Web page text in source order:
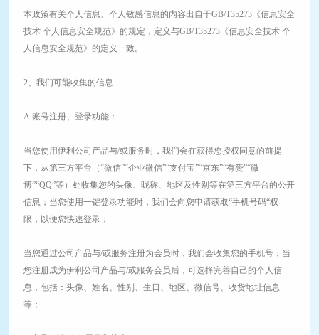
本政策有关个人信息、个人敏感信息的内容出自于GB/T35273《信息安全
技术 个人信息安全规范》的规定，定义与GB/T35273《信息安全技术 个
人信息安全规范》的定义一致。
2、我们可能收集的信息
A.账号注册、登录功能：
当您使用伊利公司产品与/或服务时，我们会在获得您授权同意的前提
下，从第三方平台（“微信”“企业微信”“支付宝”“京东”“有赞”“微
博”“QQ”等）处收集您的头像、昵称、地区及性别等在第三方平台的公开
信息；当您使用一键登录功能时，我们会向您申请获取“手机号码“权
限，以便您快速登录；
当您通过公司产品与/或服务注册为会员时，我们会收集您的手机号；当
您注册成为伊利公司产品与/或服务会员后，可选择完善自己的个人信
息，包括：头像、姓名、性别、生日、地区、微信号、收货地址信息
等；